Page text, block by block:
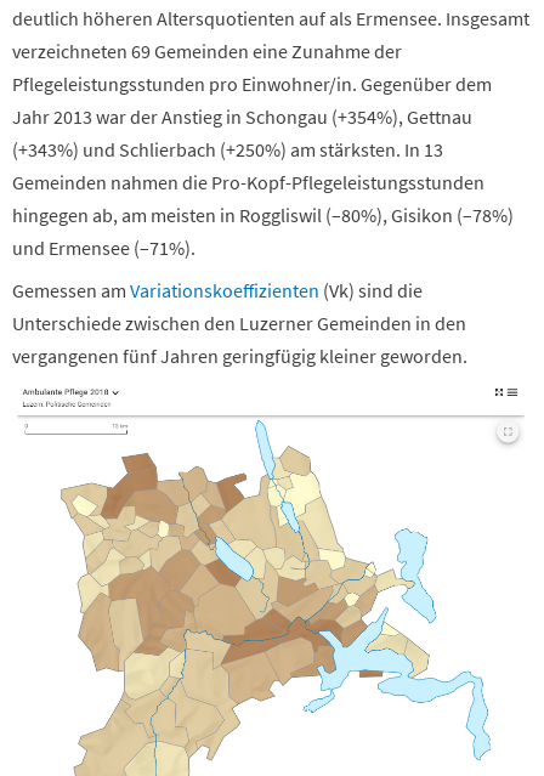
deutlich höheren Altersquotienten auf als Ermensee. Insgesamt
verzeichneten 69 Gemeinden eine Zunahme der
Pflegeleistungsstunden pro Einwohner/in. Gegenüber dem
Jahr 2013 war der Anstieg in Schongau (+354%), Gettnau
(+343%) und Schlierbach (+250%) am stärksten. In 13
Gemeinden nahmen die Pro-Kopf-Pflegeleistungsstunden
hingegen ab, am meisten in Roggliswil (–80%), Gisikon (–78%)
und Ermensee (–71%).
Gemessen am Variationskoeffizienten (Vk) sind die
Unterschiede zwischen den Luzerner Gemeinden in den
vergangenen fünf Jahren geringfügig kleiner geworden.